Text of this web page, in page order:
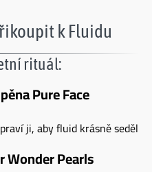
k Fluidu
rituál:
Pure Face
ji, aby fluid krásně seděl
Pearls